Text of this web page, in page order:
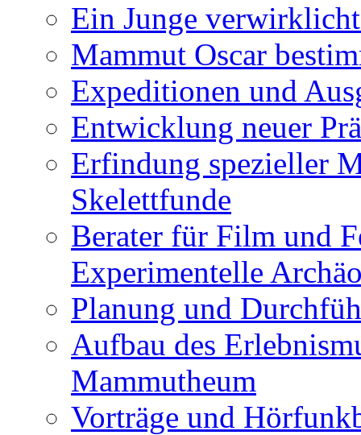
Ein Junge
Mammut Oscar
Expeditionen und
Entwicklung neuer
Erfindung spezieller
Skelettfunde
Berater für Film und
Experimentelle
Planung und
Aufbau des
Mammutheum
Vorträge und